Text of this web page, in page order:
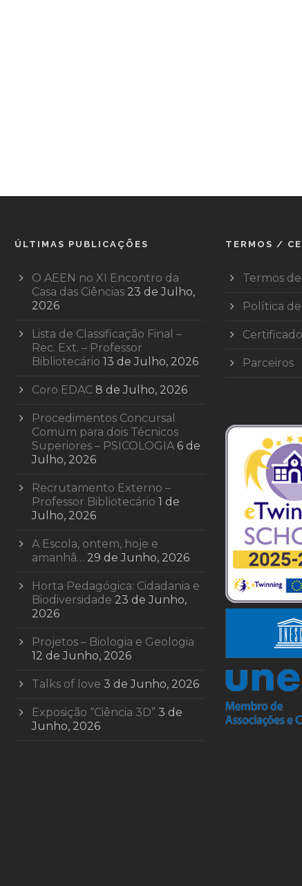
ÚLTIMAS PUBLICAÇÕES
O AEEN no XI Encontro da
Casa das Ciências 23 de Julho,
2026
Lista de Classificação Final –
Rec. Ext. – Professor
Bibliotecário 13 de Julho, 2026
Coro EDAC 8 de Julho, 2026
Procedimentos Concursal
Comum para dois Técnicos
Superiores – PSICOLOGIA 6 de
Julho, 2026
Recrutamento Externo –
Professor Bibliotecário 1 de
Julho, 2026
A Escola, ontem, hoje e
amanhã… 29 de Junho, 2026
Horta Pedagógica: Cidadania e
Biodiversidade 23 de Junho,
2026
Projetos – Biologia e Geologia
12 de Junho, 2026
Talks of love 3 de Junho, 2026
Exposição “Ciência 3D” 3 de
Junho, 2026
TERMOS /
Termos
Política
Parceiros